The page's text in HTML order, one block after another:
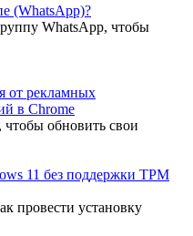
(WhatsApp)?
WhatsApp, чтобы
от рекламных
в Chrome
чтобы обновить свои
11 без поддержки TPM
провести установку